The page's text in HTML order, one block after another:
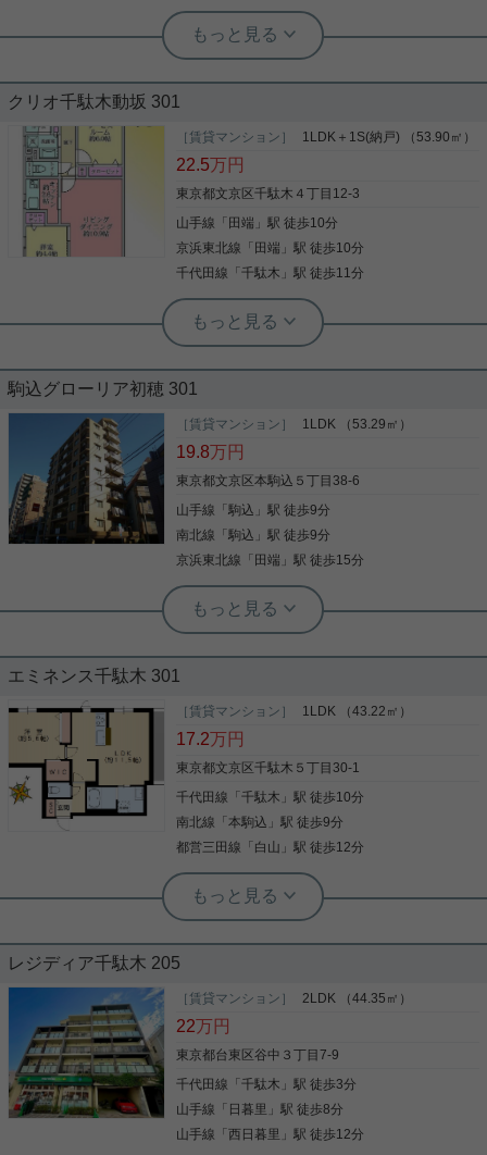
根津駅前センター（実用根津ホーム株式会社 根津駅前センター） スタ
リフォーム済み！約10帖のロフト付き
広々とした、建物面積72.17平米のスペース。脱衣
所は、身だしなみを整えるスペースとして利用でき
供可物件です。忙しい朝にも嬉しい、洗面所が独立
している物件。 収納はクロゼット・シューズボック
スなど豊富なので、衣類や履き物の整理がしやすく
便利です。 住まい探しをするのであれば、
info12@jkhome.comから実用根津ホーム根津駅前セ
ンターまでお問い合わせをお待ちしております。
ッフ小西
とっても素敵な戸建てが登場 周辺環境も良くオスス
詳細を見る
クリオ千駄木動坂 301
［賃貸マンション］ 1LDK＋1S(納戸) （53.90㎡）
22.5万円
東京都文京区千駄木４丁目12-3
山手線 「 田端 」駅 徒歩10分
京浜東北線 「 田端 」駅 徒歩10分
千代田線 「千駄木 」駅 徒歩11分
根津駅前センター（実用根津ホーム株式会社 根津駅前センター） スタ
ッフ小西
セコムによる２４時間セキュリティ
分譲タイプで管理体制良好 新婚さん・カップルさん
にお勧め
写真(9)
詳細を見る
駒込グローリア初穂 301
［賃貸マンション］ 1LDK （53.29㎡）
19.8万円
東京都文京区本駒込５丁目38-6
山手線 「駒込 」駅 徒歩9分
南北線 「駒込 」駅 徒歩9分
京浜東北線 「 田端 」駅 徒歩15分
根津駅前センター（実用根津ホーム株式会社 根津駅前センター） スタ
ッフ小西
寝室１０帖以上のお部屋です
２０１３年フルリノベーションで広めの１LDKに間
取り変更 居室が１０帖以上もある珍しい間取りで
す。 ２面採光で明るい室内です。
写真(9)
詳細を見る
エミネンス千駄木 301
［賃貸マンション］ 1LDK （43.22㎡）
17.2万円
東京都文京区千駄木５丁目30-1
千代田線 「千駄木 」駅 徒歩10分
南北線 「本駒込 」駅 徒歩9分
都営三田線 「 白山 」駅 徒歩12分
実用春日ホーム 本店 スタッフ島倉
旭化成ヘーベルメゾン★1ＬＤＫ★
「エミネンス千駄木」はいかがでしょうか。室内設
備は洗面所独立・浴室乾燥機などが揃っているの
で、快適に過ごしやすいお部屋になります。共用部
には宅配ボックスを設置しているため、家で何時間
TVインターホン・オートロックなどを備え付けてい
るので安心して暮らせます。自宅から2駅利用でき
る、利便性の高い物件です。当社では、千代田線千
駄木周辺の多種多様な賃貸情報を取り扱っておりま
写真(9)
レジディア千駄木 205
［賃貸マンション］ 2LDK （44.35㎡）
22万円
東京都台東区谷中３丁目7-9
千代田線 「千駄木 」駅 徒歩3分
山手線 「 日暮里 」駅 徒歩8分
山手線 「西日暮里 」駅 徒歩12分